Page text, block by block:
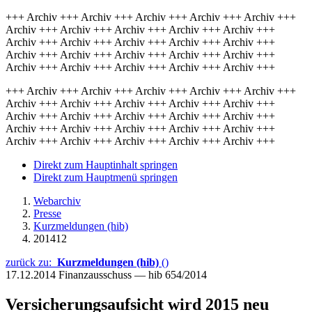
+++ Archiv +++ Archiv +++ Archiv +++ Archiv +++ Archiv +++
Archiv +++ Archiv +++ Archiv +++ Archiv +++ Archiv +++
Archiv +++ Archiv +++ Archiv +++ Archiv +++ Archiv +++
Archiv +++ Archiv +++ Archiv +++ Archiv +++ Archiv +++
Archiv +++ Archiv +++ Archiv +++ Archiv +++ Archiv +++
+++ Archiv +++ Archiv +++ Archiv +++ Archiv +++ Archiv +++
Archiv +++ Archiv +++ Archiv +++ Archiv +++ Archiv +++
Archiv +++ Archiv +++ Archiv +++ Archiv +++ Archiv +++
Archiv +++ Archiv +++ Archiv +++ Archiv +++ Archiv +++
Archiv +++ Archiv +++ Archiv +++ Archiv +++ Archiv +++
Direkt zum Hauptinhalt springen
Direkt zum Hauptmenü springen
Webarchiv
Presse
Kurzmeldungen (hib)
201412
zurück zu: Kurzmeldungen (hib) ()
17.12.2014 Finanzausschuss — hib 654/2014
Versicherungsaufsicht wird 2015 neu